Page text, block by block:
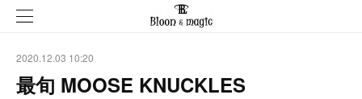
2020.12.03 10:20
最旬 MOOSE KNUCKLES